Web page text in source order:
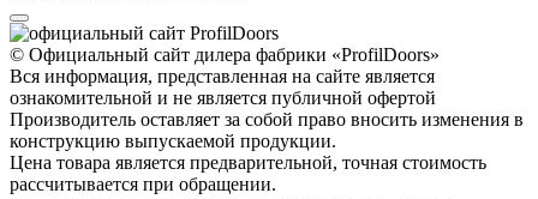
© Официальный сайт дилера фабрики «ProfilDoors»
Вся информация, представленная на сайте является
ознакомительной и не является публичной офертой
Производитель оставляет за собой право вносить изменения в
конструкцию выпускаемой продукции.
Цена товара является предварительной, точная стоимость
рассчитывается при обращении.